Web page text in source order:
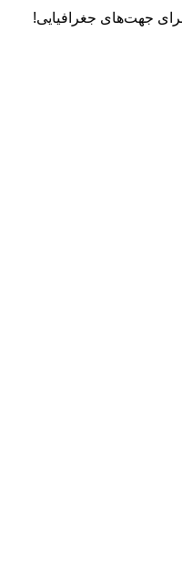
جهت‌های جغرافیایی!